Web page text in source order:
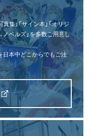
集」「サイン本」「オリジ
ベルズ」を多数ご用意し
日本中どこからでもご注